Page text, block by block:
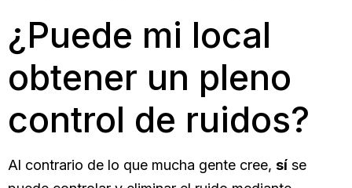
¿Puede mi local
obtener un pleno
control de ruidos?
Al contrario de lo que mucha gente cree, sí se